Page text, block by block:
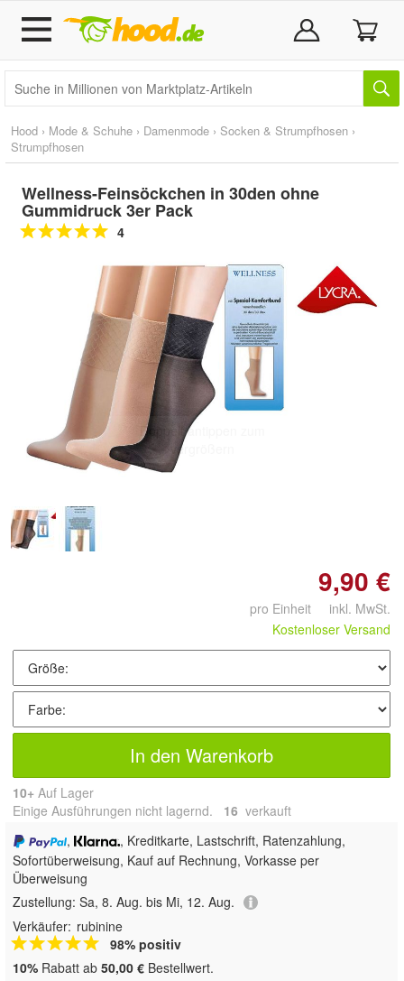
Hood › Mode & Schuhe › Damenmode › Socken & Strumpfhosen ›
Strumpfhosen
Wellness-Feinsöckchen in 30den ohne
Gummidruck 3er Pack
4
Doppelt antippen zum
vergrößern
9,90 €
pro Einheit inkl. MwSt.
Kostenloser Versand
In den Warenkorb
10+ Auf Lager
Einige Ausführungen nicht lagernd. 16 verkauft
,
, Kreditkarte, Lastschrift, Ratenzahlung,
Sofortüberweisung, Kauf auf Rechnung, Vorkasse per
Überweisung
Zustellung: Sa, 8. Aug. bis Mi, 12. Aug.
Verkäufer: rubinine
98% positiv
10% Rabatt ab 50,00 € Bestellwert.